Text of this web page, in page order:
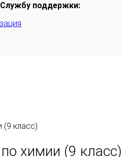
поддержки:
(9 класс)
химии (9 класс)